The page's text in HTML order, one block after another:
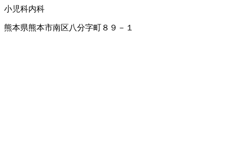
小児科内科
熊本県熊本市南区八分字町８９－１